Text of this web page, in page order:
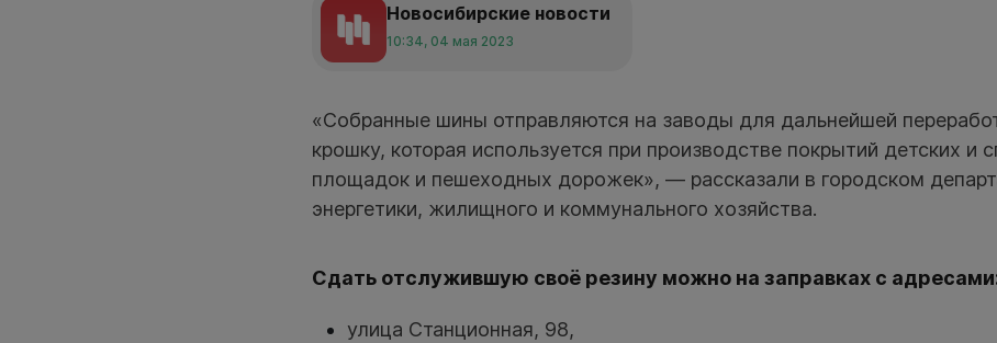
Новосибирские новости
10:34, 04 мая 2023
«Собранные шины отправляются на заводы для дальнейшей
крошку, которая используется при производстве покрытий детских и
площадок и пешеходных дорожек», — рассказали в городском
энергетики, жилищного и коммунального хозяйства.
Сдать отслужившую своё резину можно на заправках с
улица Станционная, 98,